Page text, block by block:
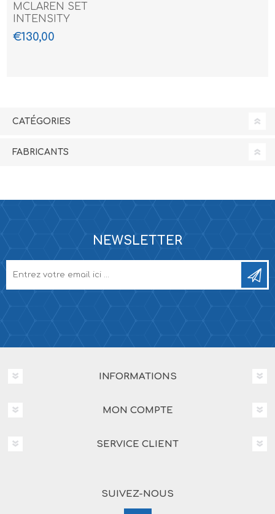
MCLAREN SET
INTENSITY
€130,00
CATÉGORIES
FABRICANTS
NEWSLETTER
INFORMATIONS
MON COMPTE
SERVICE CLIENT
SUIVEZ-NOUS